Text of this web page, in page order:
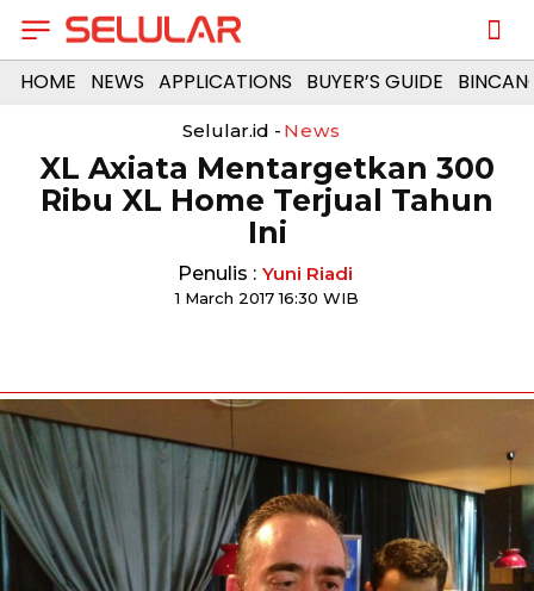
HOME NEWS APPLICATIONS BUYER’S GUIDE
Selular.id - News
​XL Axiata Mentargetkan 300
Ribu XL Home Terjual Tahun
Ini
Penulis : Yuni Riadi
1 March 2017 16:30 WIB